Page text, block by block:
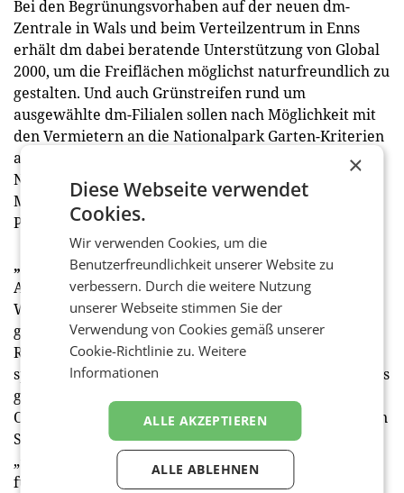
Bei den Begrünungsvorhaben auf der neuen dm-
Zentrale in Wals und beim Verteilzentrum in Enns
erhält dm dabei beratende Unterstützung von Global
2000, um die Freiflächen möglichst naturfreundlich zu
gestalten. Und auch Grünstreifen rund um
ausgewählte dm-Filialen sollen nach Möglichkeit mit
den Vermietern an die Nationalpark Garten-Kriterien
angepasst und so Teil des österreichweiten
Nationalparks werden. dm- Mitarbeiterinnen und -
Mitarbeiter können ihren „mehr vom leben“-Tag zur
Pflege und Begrünung einsetzen.
„Giving Friday“ statt „Black Friday”
Am 26. November 2021 ließ sich der Wochen- oder
Weihnachtseinkauf bei dm automatisch mit einer
guten Sache verbinden: Anstatt sich an der
Rabattschlacht des Black Fridays zu beteiligen,
spendete dm bereits zum vierten Mal fünf Prozent des
gesamten Tagesumsatzes aus den Filialen und dem
Online Shop. Insgesamt 128.000 € wanderten so in den
Spendentopf. Der Erlös wird im Rahmen der
„{miteinander} artenschützen“-Initiative Projekten
für mehr ökologische Nachhaltigkeit gewidmet. (red)
×
Diese Webseite verwendet
Cookies.
Wir verwenden Cookies, um die
Benutzerfreundlichkeit unserer Website zu
verbessern. Durch die weitere Nutzung
unserer Webseite stimmen Sie der
Verwendung von Cookies gemäß unserer
Cookie-Richtlinie zu.Weitere
Informationen
ALLE AKZEPTIEREN
ALLE ABLEHNEN